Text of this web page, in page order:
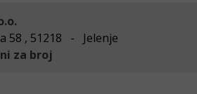
58 , 51218 - Jelenje
za broj